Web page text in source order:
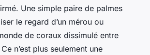
Une simple paire de palmes
le regard d’un mérou ou
de coraux dissimulé entre
n’est plus seulement une